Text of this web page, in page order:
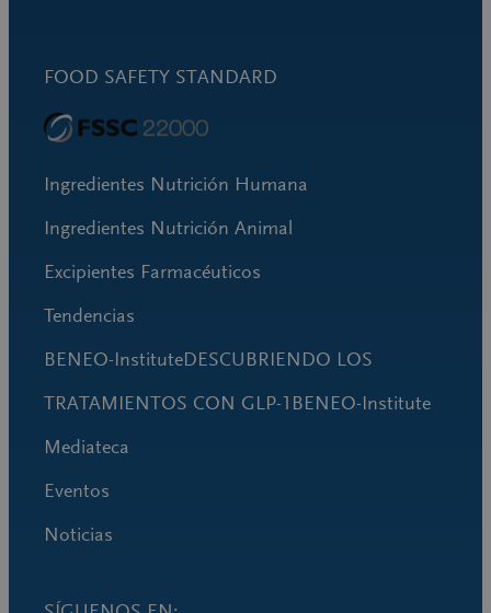
FOOD SAFETY STANDARD
Ingredientes Nutrición Humana
Ingredientes Nutrición Animal
Excipientes Farmacéuticos
Tendencias
BENEO-InstituteDESCUBRIENDO LOS
TRATAMIENTOS CON GLP-1BENEO-Institute
Mediateca
Eventos
Noticias